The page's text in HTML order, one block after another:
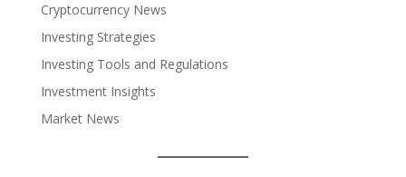
Cryptocurrency News
Investing Strategies
Investing Tools and Regulations
Investment Insights
Market News